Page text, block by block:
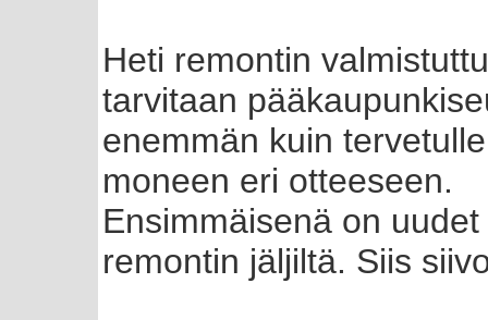
Heti remontin
tarvitaan
enemmän kuin
moneen eri otteeseen.
Ensimmäisenä on
remontin jäljiltä. Siis